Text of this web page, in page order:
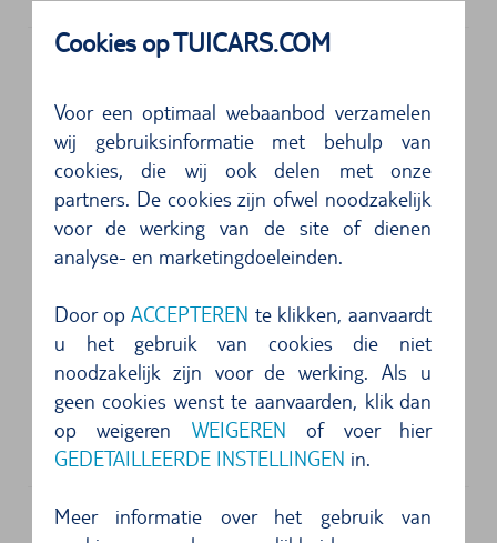
Cookies op TUICARS.COM
Voor een optimaal webaanbod verzamelen
wij gebruiksinformatie met behulp van
cookies, die wij ook delen met onze
partners. De cookies zijn ofwel noodzakelijk
voor de werking van de site of dienen
analyse- en marketingdoeleinden.
Door opACCEPTEREN te klikken, aanvaardt
u het gebruik van cookies die niet
noodzakelijk zijn voor de werking. Als u
geen cookies wenst te aanvaarden, klik dan
op weigeren WEIGEREN of voer hier
GEDETAILLEERDE INSTELLINGEN in.
Meer informatie over het gebruik van
Adres
Thrifty Griechenland
Airport Desk At Arrivals Hall
19004 Athene
5 van 5 sterren
Sehr hilfreiches Personal! ...
5 van 5 sterren
Top Zustand ...
5 van 5 sterren
Übergabe und Rückgabe problemlos....
Uw Huurauto op de Luchthaven van